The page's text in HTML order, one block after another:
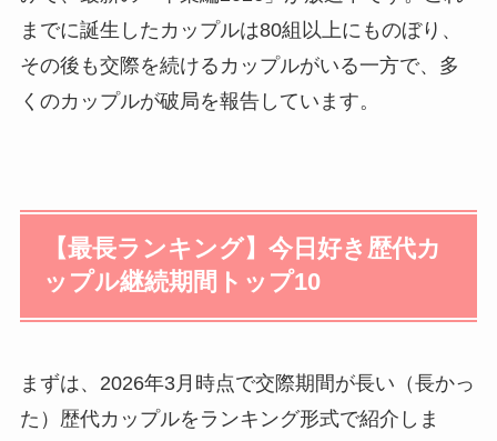
までに誕生したカップルは80組以上にものぼり、
その後も交際を続けるカップルがいる一方で、多
くのカップルが破局を報告しています。
【最長ランキング】今日好き歴代カ
ップル継続期間トップ10
まずは、2026年3月時点で交際期間が長い（長かっ
た）歴代カップルをランキング形式で紹介しま